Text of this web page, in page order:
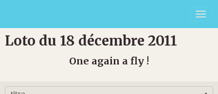
Loto du 18 décembre 2011
One again a fly !